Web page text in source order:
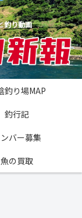
釣り動画
釣り場MAP
釣行記
バー募集
魚の買取